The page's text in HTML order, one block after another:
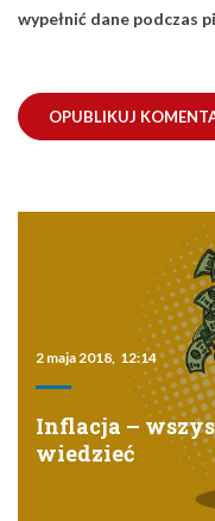
wypełnić dane podczas
2 maja 2018, 12:14
Inflacja –
wiedzieć